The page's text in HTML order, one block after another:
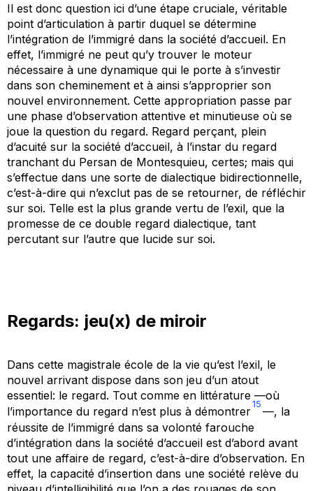
Il est donc question ici d’une étape cruciale, véritable
point d’articulation à partir duquel se détermine
l’intégration de l’immigré dans la société d’accueil. En
effet, l’immigré ne peut qu’y trouver le moteur
nécessaire à une dynamique qui le porte à s’investir
dans son cheminement et à ainsi s’approprier son
nouvel environnement. Cette appropriation passe par
une phase d’observation attentive et minutieuse où se
joue la question du regard. Regard perçant, plein
d’acuité sur la société d’accueil, à l’instar du regard
tranchant du Persan de Montesquieu, certes; mais qui
s’effectue dans une sorte de dialectique bidirectionnelle,
c’est-à-dire qui n’exclut pas de se retourner, de réfléchir
sur soi. Telle est la plus grande vertu de l’exil, que la
promesse de ce double regard dialectique, tant
percutant sur l’autre que lucide sur soi.
Regards: jeu(x) de miroir
Dans cette magistrale école de la vie qu’est l’exil, le
nouvel arrivant dispose dans son jeu d’un atout
essentiel: le regard. Tout comme en littérature —où
l’importance du regard n’est plus à démontrer
15
—, la
réussite de l’immigré dans sa volonté farouche
d’intégration dans la société d’accueil est d’abord avant
tout une affaire de regard, c’est-à-dire d’observation. En
effet, la capacité d’insertion dans une société relève du